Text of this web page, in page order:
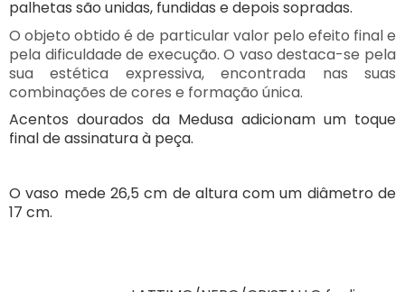
palhetas são unidas, fundidas e depois sopradas.
O objeto obtido é de particular valor pelo efeito final e
pela dificuldade de execução. O vaso destaca-se pela
sua estética expressiva, encontrada nas suas
combinações de cores e formação única.
Acentos dourados da Medusa adicionam um toque
final de assinatura à peça.
O vaso mede 26,5 cm de altura com um diâmetro de
17 cm.